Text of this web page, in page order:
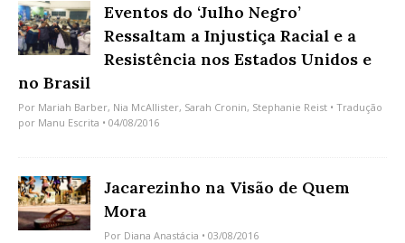
Eventos do ‘Julho Negro’
Ressaltam a Injustiça Racial e a
Resistência nos Estados Unidos e
no Brasil
Por Mariah Barber, Nia McAllister, Sarah Cronin, Stephanie Reist • Tradução
por Manu Escrita • 04/08/2016
Jacarezinho na Visão de Quem
Mora
Por Diana Anastácia • 03/08/2016